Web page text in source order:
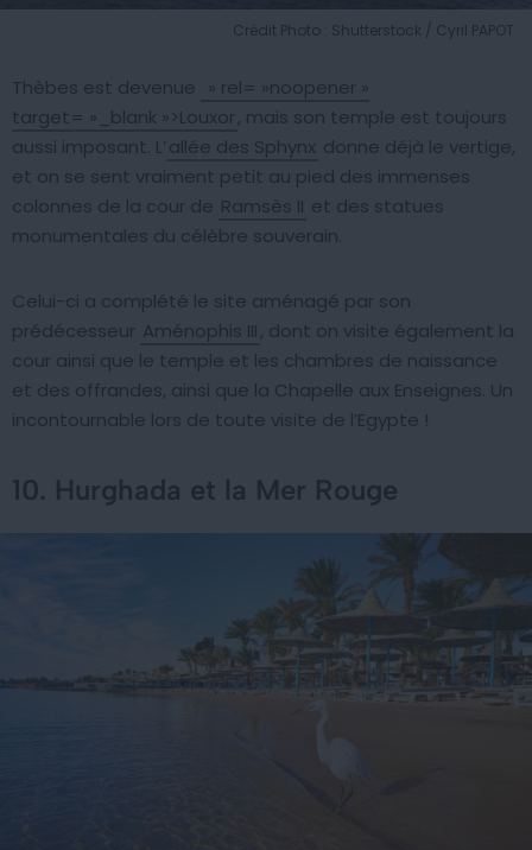
Crédit Photo : Shutterstock / Cyril PAPOT
Thèbes est devenue » rel= »noopener »
target= »_blank »>Louxor , mais son temple est toujours
aussi imposant. L’allée des Sphynx donne déjà le vertige,
et on se sent vraiment petit au pied des immenses
colonnes de la cour de Ramsès II et des statues
monumentales du célèbre souverain.
Celui-ci a complété le site aménagé par son
prédécesseur Aménophis III, dont on visite également la
cour ainsi que le temple et les chambres de naissance
et des offrandes, ainsi que la Chapelle aux Enseignes. Un
incontournable lors de toute visite de l’Egypte !
10. Hurghada et la Mer Rouge